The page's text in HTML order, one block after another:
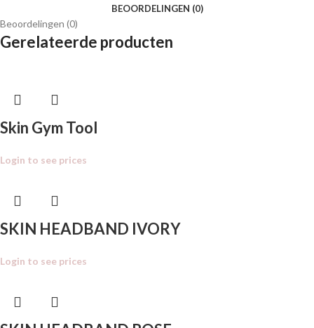
BEOORDELINGEN (0)
Beoordelingen (0)
Gerelateerde producten
Skin Gym Tool
Login to see prices
SKIN HEADBAND IVORY
Login to see prices